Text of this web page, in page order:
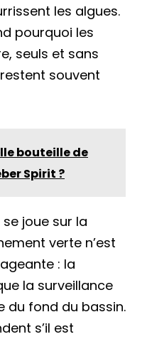
les algues.
pourquoi les
seuls et sans
souvent
bouteille de
Spirit ?
joue sur la
verte n’est
: la
la surveillance
du fond du bassin.
s’il est